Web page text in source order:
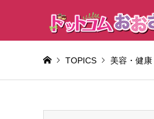
TOPICS 美容・健康